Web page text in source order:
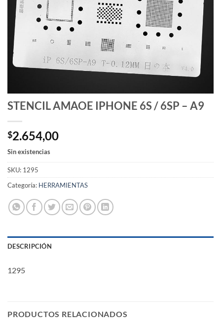
STENCIL AMAOE IPHONE 6S / 6SP – A9
$2.654,00
Sin existencias
SKU: 1295
Categoría: HERRAMIENTAS
DESCRIPCIÓN
1295
PRODUCTOS RELACIONADOS